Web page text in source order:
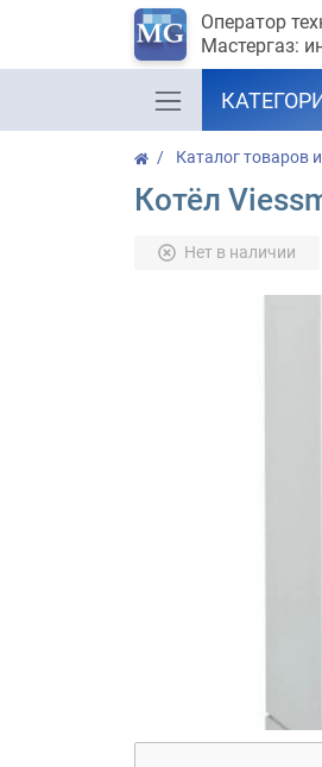
Оператор
Мастергаз:
Каталог товаров и
Котёл
Нет в наличии